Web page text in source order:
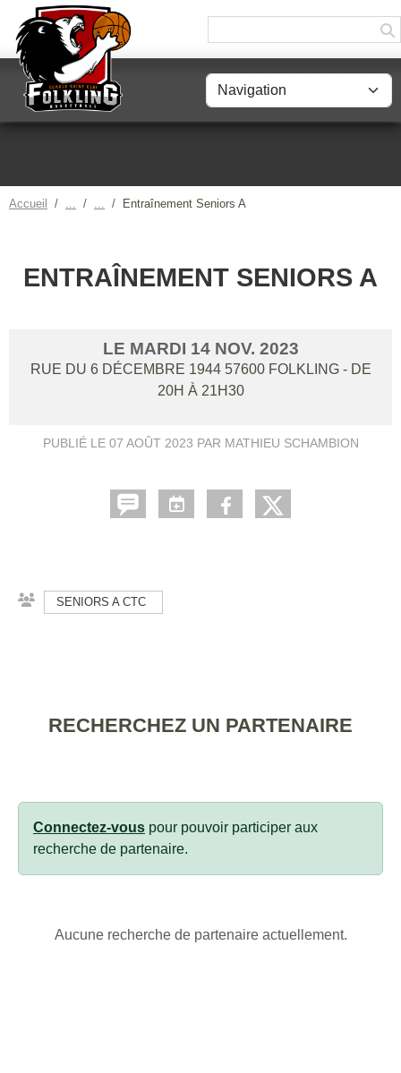
Accueil Entraînement Seniors A
ENTRAÎNEMENT SENIORS A
LE MARDI 14 NOV. 2023
RUE DU 6 DÉCEMBRE 1944 57600 FOLKLING - DE
20H À 21H30
PUBLIÉ LE 07 AOÛT 2023 PAR MATHIEU SCHAMBION
SENIORS A CTC
RECHERCHEZ UN PARTENAIRE
Connectez-vous pour pouvoir participer aux
recherche de partenaire.
Aucune recherche de partenaire actuellement.
Panneau de gestion des cookies